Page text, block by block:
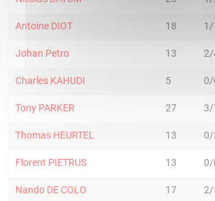
Antoine DIOT 18 1/
Johan Petro 13 2/
Charles KAHUDI 5 0/
Tony PARKER 27 3/
Thomas HEURTEL 13 0/
Florent PIETRUS 13 0/
Nando DE COLO 17 2/